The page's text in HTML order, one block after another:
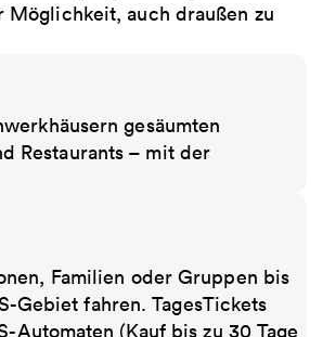
Möglichkeit, auch draußen zu
gesäumten
Restaurants – mit der
Familien oder Gruppen bis
Gebiet fahren. TagesTickets
Automaten (Kauf bis zu 30 Tage